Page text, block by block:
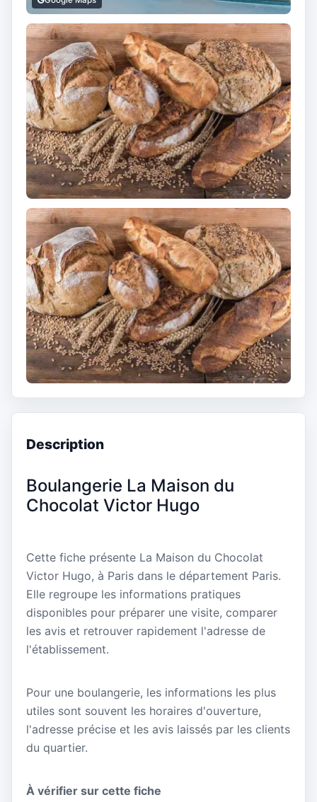
Description
Boulangerie La Maison du
Chocolat Victor Hugo
Cette fiche présente La Maison du Chocolat
Victor Hugo, à Paris dans le département Paris.
Elle regroupe les informations pratiques
disponibles pour préparer une visite, comparer
les avis et retrouver rapidement l'adresse de
l'établissement.
Pour une boulangerie, les informations les plus
utiles sont souvent les horaires d'ouverture,
l'adresse précise et les avis laissés par les clients
du quartier.
À vérifier sur cette fiche